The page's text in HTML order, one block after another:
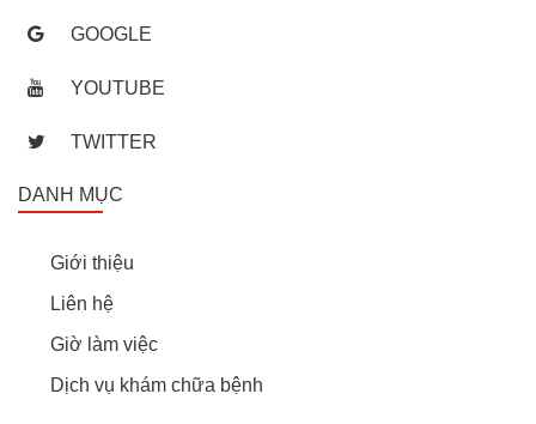
GOOGLE
YOUTUBE
TWITTER
DANH MỤC
Giới thiệu
Liên hệ
Giờ làm việc
Dịch vụ khám chữa bệnh